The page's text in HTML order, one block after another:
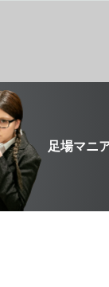
足場マニ